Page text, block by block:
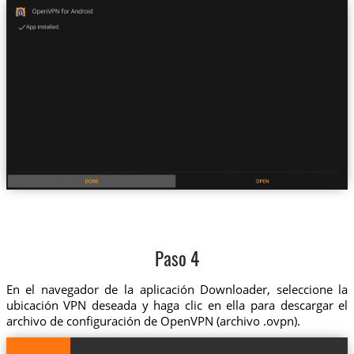
Paso 4
En el navegador de la aplicación Downloader, seleccione la
ubicación VPN deseada y haga clic en ella para descargar el
archivo de configuración de OpenVPN (archivo .ovpn).